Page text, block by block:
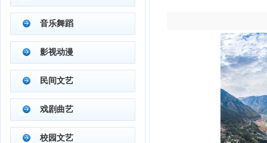
音乐舞蹈
影视动漫
民间文艺
戏剧曲艺
校园文艺